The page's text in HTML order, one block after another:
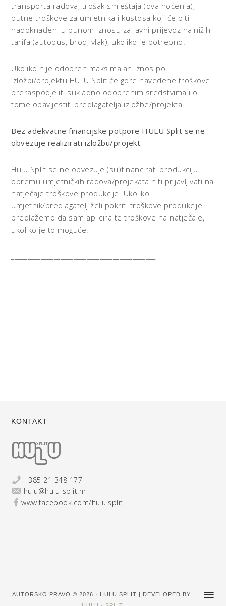
transporta radova, trošak smještaja (dva noćenja),
putne troškove za umjetnika i kustosa koji će biti
nadoknađeni u punom iznosu za javni prijevoz najnižih
tarifa (autobus, brod, vlak), ukoliko je potrebno.
Ukoliko nije odobren maksimalan iznos po
izložbi/projektu HULU Split će gore navedene troškove
preraspodjeliti sukladno odobrenim sredstvima i o
tome obavijestiti predlagatelja izložbe/projekta.
Bez adekvatne financijske potpore HULU Split se ne
obvezuje realizirati izložbu/projekt.
Hulu Split se ne obvezuje (su)financirati produkciju i
opremu umjetničkih radova/projekata niti prijavljivati na
natječaje troškove produkcije. Ukoliko
umjetnik/predlagatelj želi pokriti troškove produkcije
predlažemo da sam aplicira te troškove na natječaje,
ukoliko je to moguće.
KONTAKT
+385 21 348 177
hulu@hulu-split.hr
www.facebook.com/hulu.split
AUTORSKO PRAVO © 2026 · HULU SPLIT | DEVELOPED BY,